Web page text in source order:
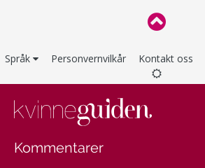
Språk Personvernvilkår Kontakt oss
Kommentarer